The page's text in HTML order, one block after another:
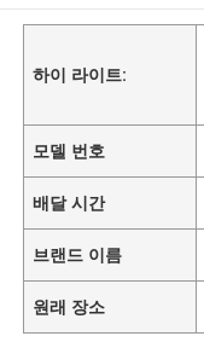
하이 라이트:
모델 번호
배달 시간
브랜드 이름
원래 장소